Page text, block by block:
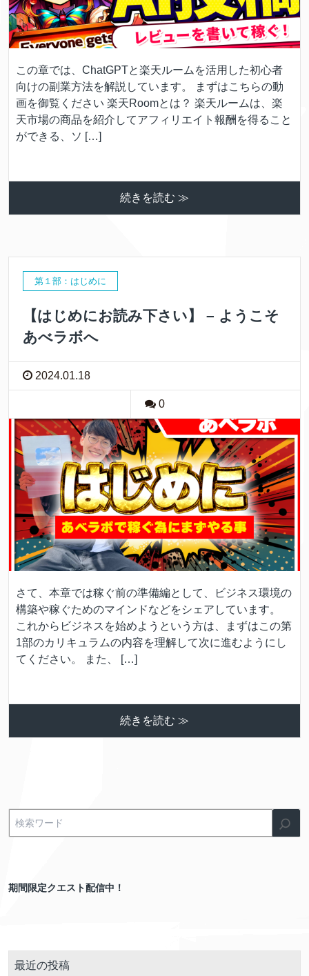
この章では、ChatGPTと楽天ルームを活用した初心者
向けの副業方法を解説しています。 まずはこちらの動
画を御覧ください 楽天Roomとは？ 楽天ルームは、楽
天市場の商品を紹介してアフィリエイト報酬を得ること
ができる、ソ […]
続きを読む ≫
第１部：はじめに
【はじめにお読み下さい】 – ようこそ
あべラボへ
2024.01.18
0
さて、本章では稼ぐ前の準備編として、ビジネス環境の
構築や稼ぐためのマインドなどをシェアしています。
これからビジネスを始めようという方は、まずはこの第
1部のカリキュラムの内容を理解して次に進むようにし
てください。 また、 […]
続きを読む ≫
期間限定クエスト配信中！
最近の投稿